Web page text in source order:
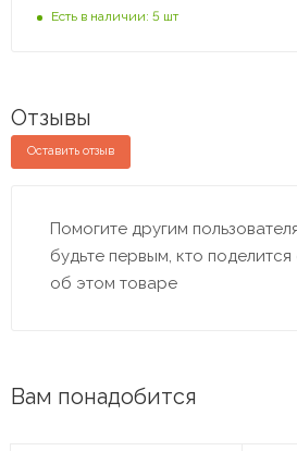
Есть в наличии: 5 шт
Отзывы
Оставить отзыв
Помогите другим
будьте первым, кто
об этом товаре
Вам понадобится